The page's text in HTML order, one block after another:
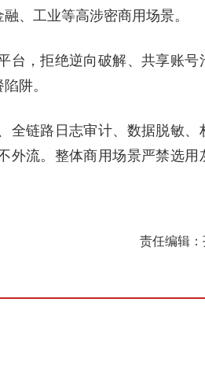
、工业等高涉密商用场景。
台，拒绝逆向破解、共享账号
阱。
全链路日志审计、数据脱敏、
外流。整体商用场景严禁选用
责任编辑